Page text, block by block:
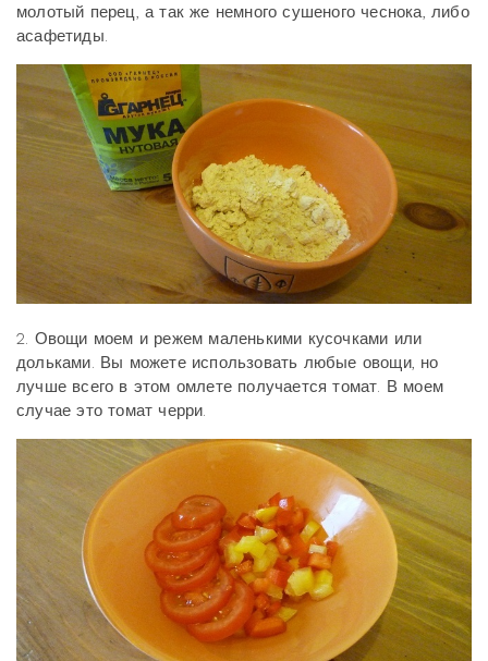
молотый перец, а так же немного сушеного чеснока, либо
асафетиды.
2. Овощи моем и режем маленькими кусочками или
дольками. Вы можете использовать любые овощи, но
лучше всего в этом омлете получается томат. В моем
случае это томат черри.